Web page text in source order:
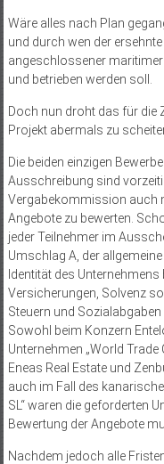
Wäre alles nach Plan
und durch wen der
angeschlossener maritimer
und betrieben werden soll.
Doch nun droht das für die
Projekt abermals zu
Die beiden einzigen
Ausschreibung sind
Vergabekommission auch
Angebote zu bewerten.
jeder Teilnehmer im
Umschlag A, der
Identität des
Versicherungen, Solvenz
Steuern und
Sowohl beim Konzern
Unternehmen „World
Eneas Real Estate und
auch im Fall des
SL“ waren die geforderten
Bewertung der Angebote
Nachdem jedoch alle